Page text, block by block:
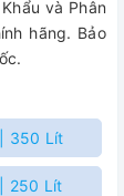
và Phân
hãng. Bảo
350 Lít
250 Lít